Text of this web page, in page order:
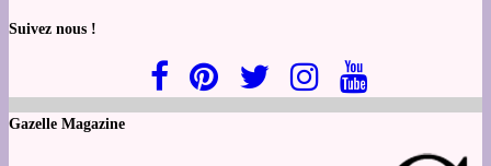
Suivez nous !
Gazelle Magazine